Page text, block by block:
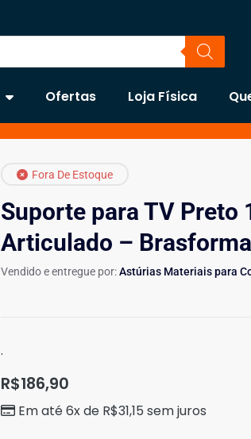
Ofertas Loja Física
Fora De Estoque
Suporte para TV Preto
Articulado –
Vendido e entregue por:Astúrias Materiais para
.
R$186,90
Em até 6x de R$31,15 sem juros